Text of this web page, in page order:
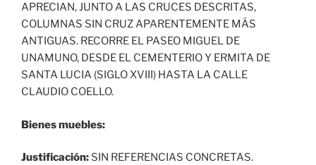
APRECIAN, JUNTO A LAS CRUCES DESCRITAS,
COLUMNAS SIN CRUZ APARENTEMENTE MÁS
ANTIGUAS. RECORRE EL PASEO MIGUEL DE
UNAMUNO, DESDE EL CEMENTERIO Y ERMITA DE
SANTA LUCIA (SIGLO XVIII) HASTA LA CALLE
CLAUDIO COELLO.
Bienes muebles:
Justificación: SIN REFERENCIAS CONCRETAS.